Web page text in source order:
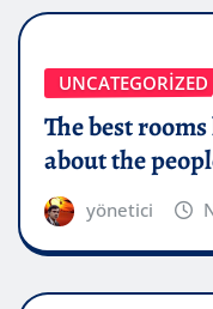
UNCATEGORIZED
The best
about the
yönetici